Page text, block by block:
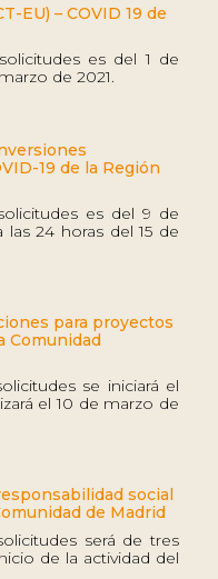
EU) – COVID 19 de
es del 1 de
de 2021.
19 de la Región
es del 9 de
las 24 horas del 15 de
para proyectos
Comunidad
se iniciará el
el 10 de marzo de
social
de Madrid
será de tres
de la actividad del